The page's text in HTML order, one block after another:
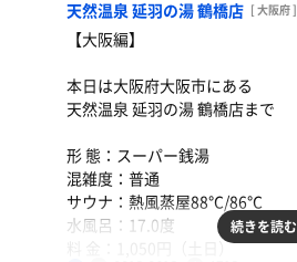
ポテカラセット
うどんセット
天然温泉 延羽の湯 鶴橋店 [ 大阪府 ]
【大阪編】
本日は大阪府大阪市にある
天然温泉 延羽の湯 鶴橋店まで
形 態：スーパー銭湯
混雑度：普通
サウナ：熱風蒸屋88℃/86℃
水風呂：17.0度
料 金：1,050円（土日）
続きを読む